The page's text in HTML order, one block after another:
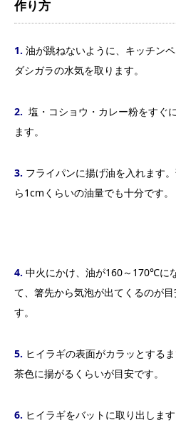
作り方
1. 油が跳ねないように、キッチン
ダシガラの水気を取ります。
2. 塩・コショウ・カレー粉をすぐ
ます。
3. フライパンに揚げ油を入れます
ら1cmくらいの油量でも十分です。
4. 中火にかけ、油が160～170℃に
て、箸先から気泡が出てくるのが
す。
5. ヒイラギの表面がカラッとする
茶色に揚がるくらいが目安です。
6. ヒイラギをバットに取り出します